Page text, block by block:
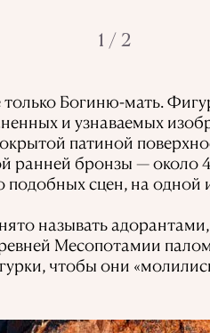
1 / 2
Богиню-мать.
и узнаваемых
патиной
ранней бронзы — около 4
подобных сцен, на
называть
Месопотамии
чтобы они